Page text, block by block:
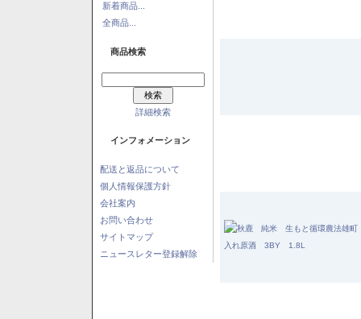
新着商品...
全商品...
商品検索
詳細検索
インフォメーション
配送と返品について
個人情報保護方針
会社案内
お問い合わせ
サイトマップ
ニュースレター登録解除